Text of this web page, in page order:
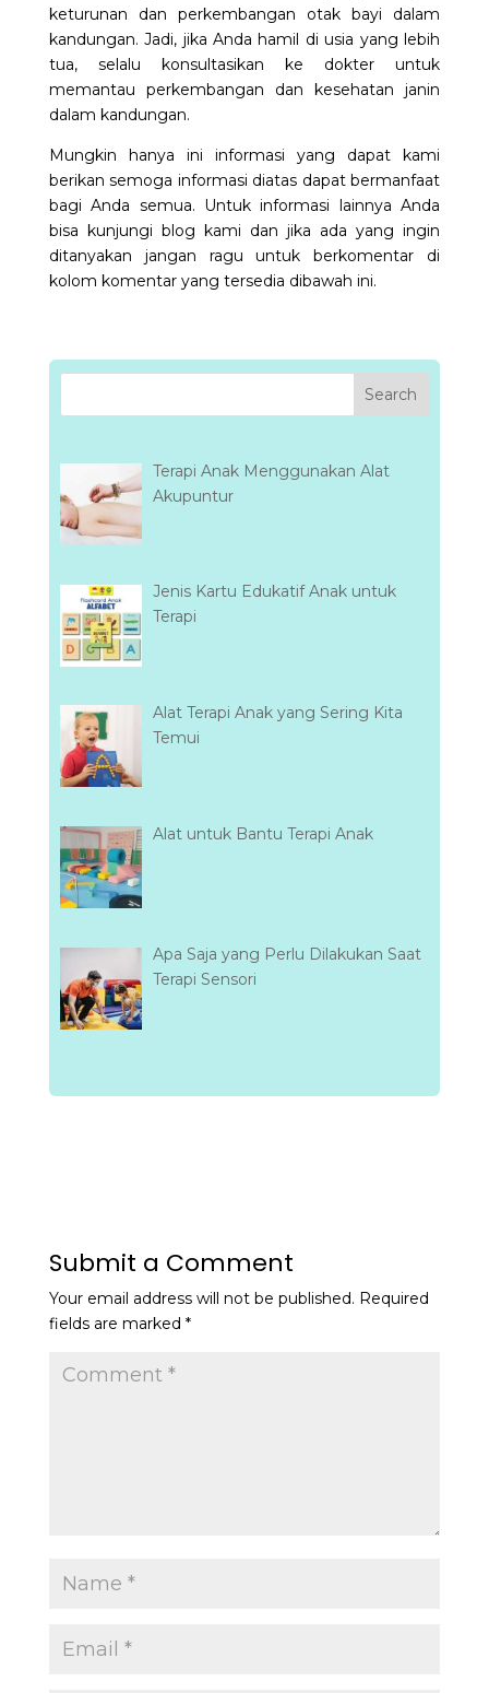
keturunan dan perkembangan otak bayi dalam
kandungan. Jadi, jika Anda hamil di usia yang lebih
tua, selalu konsultasikan ke dokter untuk
memantau perkembangan dan kesehatan janin
dalam kandungan.
Mungkin hanya ini informasi yang dapat kami
berikan semoga informasi diatas dapat bermanfaat
bagi Anda semua. Untuk informasi lainnya Anda
bisa kunjungi blog kami dan jika ada yang ingin
ditanyakan jangan ragu untuk berkomentar di
kolom komentar yang tersedia dibawah ini.
Terapi Anak Menggunakan Alat
Akupuntur
Jenis Kartu Edukatif Anak untuk
Terapi
Alat Terapi Anak yang Sering Kita
Temui
Alat untuk Bantu Terapi Anak
Apa Saja yang Perlu Dilakukan Saat
Terapi Sensori
Submit a Comment
Your email address will not be published. Required
fields are marked *